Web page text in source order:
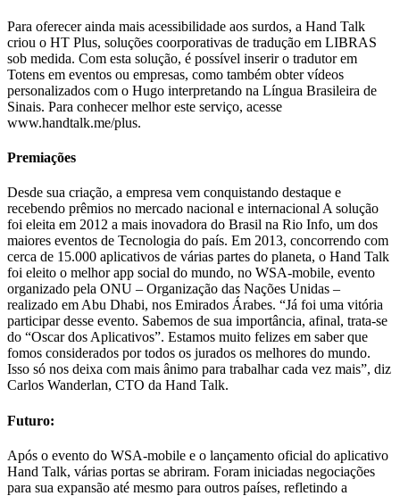
Para oferecer ainda mais acessibilidade aos surdos, a Hand Talk
criou o HT Plus, soluções coorporativas de tradução em LIBRAS
sob medida. Com esta solução, é possível inserir o tradutor em
Totens em eventos ou empresas, como também obter vídeos
personalizados com o Hugo interpretando na Língua Brasileira de
Sinais. Para conhecer melhor este serviço, acesse
www.handtalk.me/plus.
Premiações
Desde sua criação, a empresa vem conquistando destaque e
recebendo prêmios no mercado nacional e internacional A solução
foi eleita em 2012 a mais inovadora do Brasil na Rio Info, um dos
maiores eventos de Tecnologia do país. Em 2013, concorrendo com
cerca de 15.000 aplicativos de várias partes do planeta, o Hand Talk
foi eleito o melhor app social do mundo, no WSA-mobile, evento
organizado pela ONU – Organização das Nações Unidas –
realizado em Abu Dhabi, nos Emirados Árabes. “Já foi uma vitória
participar desse evento. Sabemos de sua importância, afinal, trata-se
do “Oscar dos Aplicativos”. Estamos muito felizes em saber que
fomos considerados por todos os jurados os melhores do mundo.
Isso só nos deixa com mais ânimo para trabalhar cada vez mais”, diz
Carlos Wanderlan, CTO da Hand Talk.
Futuro:
Após o evento do WSA-mobile e o lançamento oficial do aplicativo
Hand Talk, várias portas se abriram. Foram iniciadas negociações
para sua expansão até mesmo para outros países, refletindo a